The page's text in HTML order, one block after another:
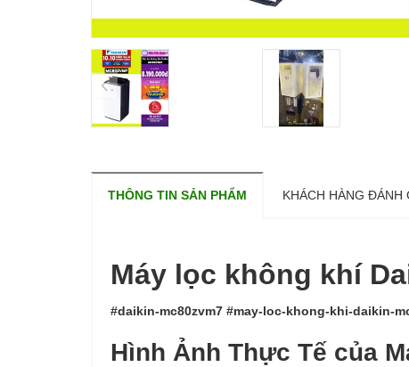
THÔNG TIN SẢN PHẨM KHÁCH HÀNG ĐÁNH
Máy lọc không khí
#daikin-mc80zvm7 #may-loc-khong-khi-daikin-
Hình Ảnh Thực Tế của